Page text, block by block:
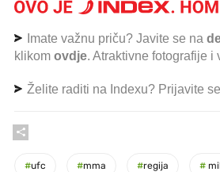
Imate važnu priču? Javite se na
klikom ovdje. Atraktivne fotografije i
Želite raditi na Indexu? Prijavite se
#ufc #mma #regija #